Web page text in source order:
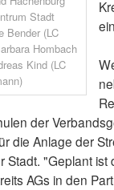
Stadt
Bender (LC
Hombach
Kind (LC
der
die Anlage der
"Geplant
AGs in den